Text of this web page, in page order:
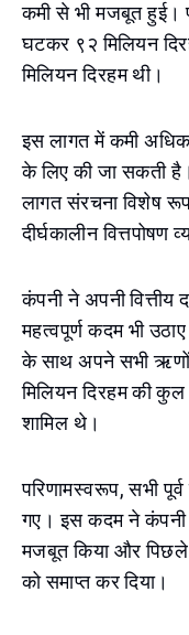
कमी से भी मजबूत हुई।
घटकर ९२ मिलियन
मिलियन दिरहम थी।
इस लागत में कमी
के लिए की जा सकती
लागत संरचना विशेष
दीर्घकालीन
कंपनी ने अपनी वित्तीय
महत्वपूर्ण कदम भी
के साथ अपने सभी ऋणों
मिलियन दिरहम की
शामिल थे।
परिणामस्वरूप, सभी
गए। इस कदम ने कंपनी
मजबूत किया और पिछले
को समाप्त कर दिया।